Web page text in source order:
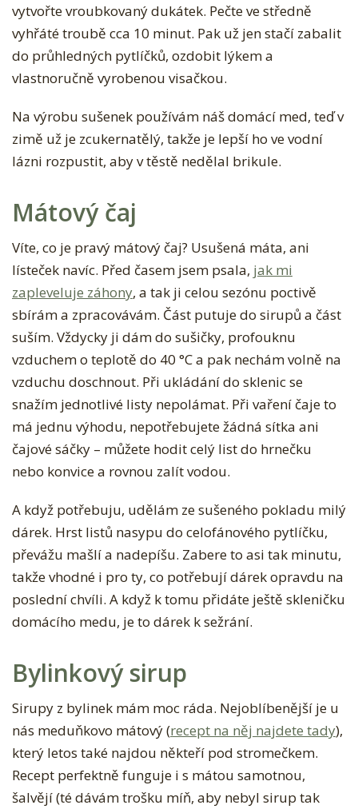
vytvořte vroubkovaný dukátek. Pečte ve středně
vyhřáté troubě cca 10 minut. Pak už jen stačí zabalit
do průhledných pytlíčků, ozdobit lýkem a
vlastnoručně vyrobenou visačkou.
Na výrobu sušenek používám náš domácí med, teď v
zimě už je zcukernatělý, takže je lepší ho ve vodní
lázni rozpustit, aby v těstě nedělal brikule.
Mátový čaj
Víte, co je pravý mátový čaj? Usušená máta, ani
lísteček navíc. Před časem jsem psala, jak mi
zapleveluje záhony, a tak ji celou sezónu poctivě
sbírám a zpracovávám. Část putuje do sirupů a část
suším. Vždycky ji dám do sušičky, profouknu
vzduchem o teplotě do 40 °C a pak nechám volně na
vzduchu doschnout. Při ukládání do sklenic se
snažím jednotlivé listy nepolámat. Při vaření čaje to
má jednu výhodu, nepotřebujete žádná sítka ani
čajové sáčky – můžete hodit celý list do hrnečku
nebo konvice a rovnou zalít vodou.
A když potřebuju, udělám ze sušeného pokladu milý
dárek. Hrst listů nasypu do celofánového pytlíčku,
převážu mašlí a nadepíšu. Zabere to asi tak minutu,
takže vhodné i pro ty, co potřebují dárek opravdu na
poslední chvíli. A když k tomu přidáte ještě skleničku
domácího medu, je to dárek k sežrání.
Bylinkový sirup
Sirupy z bylinek mám moc ráda. Nejoblíbenější je u
nás meduňkovo mátový (recept na něj najdete tady),
který letos také najdou někteří pod stromečkem.
Recept perfektně funguje i s mátou samotnou,
šalvějí (té dávám trošku míň, aby nebyl sirup tak